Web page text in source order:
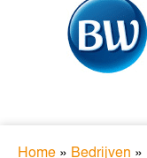
Home » Bedrijven »